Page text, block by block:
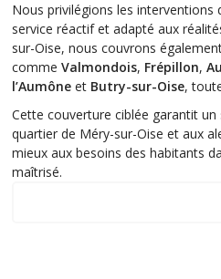
Nous privilégions les
service réactif et adapté aux
sur-Oise, nous couvrons
comme Valmondois, Frépillon,
l’Aumône et Butry-sur-Oise,
Cette couverture ciblée garantit
quartier de Méry-sur-Oise et aux
mieux aux besoins des habitants
maîtrisé.